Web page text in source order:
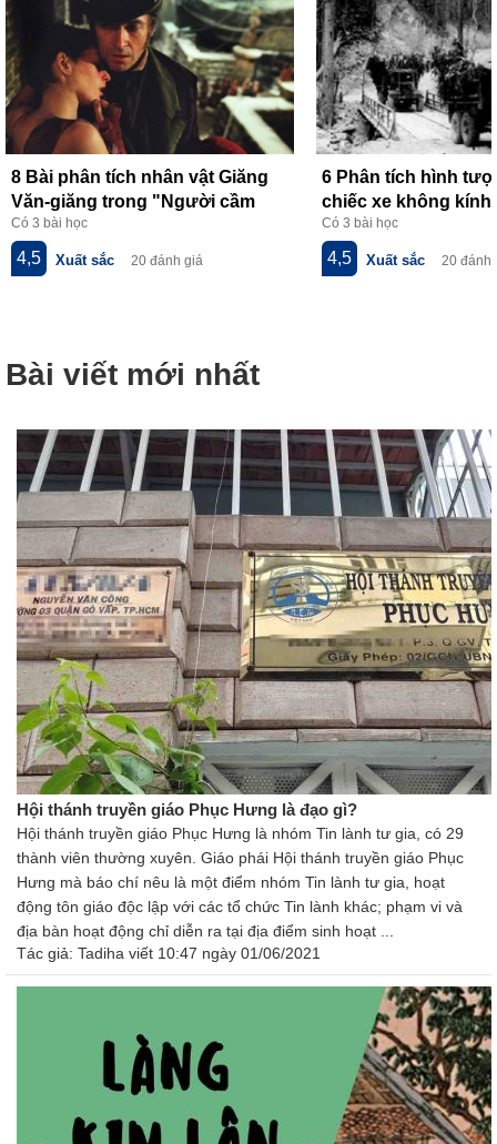
8 Bài phân tích nhân vật Giăng
Văn-giăng trong "Người cầm
quyền khôi phục uy quyền" của
V.Huy-gô
Có 3 bài học
4,5 Xuất sắc 20 đánh giá
6 Phân tích hình
chiếc xe không
thơ về tiểu đội xe
của Phạm Tiến Duật
Có 3 bài học
4,5 Xuất sắc 20 đánh
Bài viết mới nhất
Hội thánh truyền giáo Phục Hưng là đạo gì?
Hội thánh truyền giáo Phục Hưng là nhóm Tin lành tư gia, có 29
thành viên thường xuyên. Giáo phái Hội thánh truyền giáo Phục
Hưng mà báo chí nêu là một điểm nhóm Tin lành tư gia, hoạt
động tôn giáo độc lập với các tổ chức Tin lành khác; phạm vi và
địa bàn hoạt động chỉ diễn ra tại địa điểm sinh hoạt ...
Tác giả: Tadiha viết 10:47 ngày 01/06/2021